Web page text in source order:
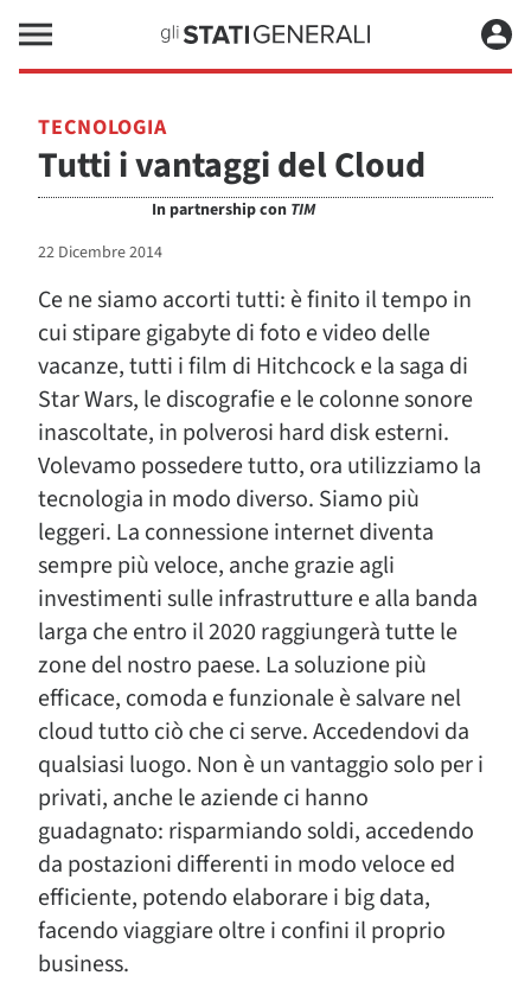
TECNOLOGIA
Tutti i vantaggi del Cloud
In partnership con TIM
22 Dicembre 2014
Ce ne siamo accorti tutti: è finito il tempo in
cui stipare gigabyte di foto e video delle
vacanze, tutti i film di Hitchcock e la saga di
Star Wars, le discografie e le colonne sonore
inascoltate, in polverosi hard disk esterni.
Volevamo possedere tutto, ora utilizziamo la
tecnologia in modo diverso. Siamo più
leggeri. La connessione internet diventa
sempre più veloce, anche grazie agli
investimenti sulle infrastrutture e alla banda
larga che entro il 2020 raggiungerà tutte le
zone del nostro paese. La soluzione più
efficace, comoda e funzionale è salvare nel
cloud tutto ciò che ci serve. Accedendovi da
qualsiasi luogo. Non è un vantaggio solo per i
privati, anche le aziende ci hanno
guadagnato: risparmiando soldi, accedendo
da postazioni differenti in modo veloce ed
efficiente, potendo elaborare i big data,
facendo viaggiare oltre i confini il proprio
business.